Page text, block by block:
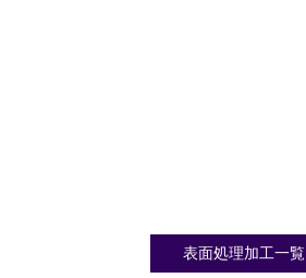
表面処理加工一覧